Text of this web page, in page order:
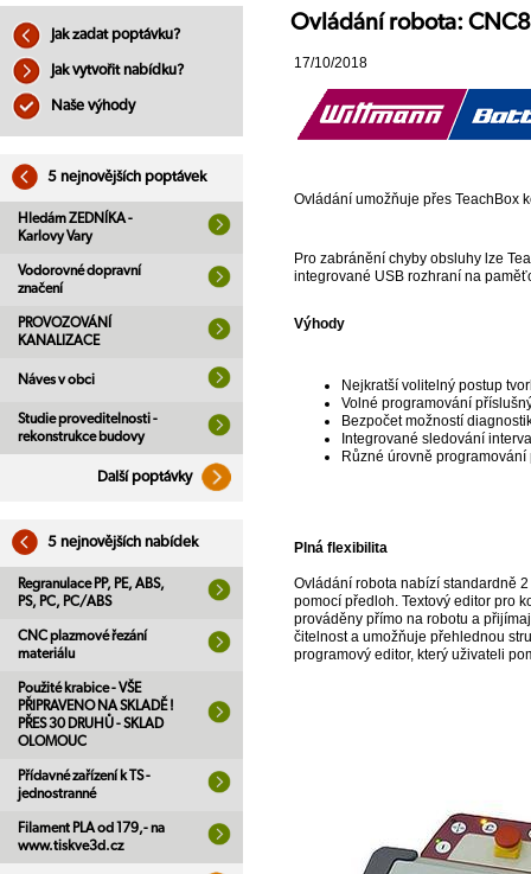
Jak zadat poptávku?
Jak vytvořit nabídku?
Naše výhody
5 nejnovějších poptávek
Hledám ZEDNÍKA -
Karlovy Vary
Vodorovné dopravní
značení
PROVOZOVÁNÍ
KANALIZACE
Náves v obci
Studie proveditelnosti -
rekonstrukce budovy
Další poptávky
5 nejnovějších nabídek
Regranulace PP, PE, ABS,
PS, PC, PC/ABS
CNC plazmové řezání
materiálu
Použité krabice - VŠE
PŘIPRAVENO NA SKLADĚ !
PŘES 30 DRUHŮ - SKLAD
OLOMOUC
Přídavné zařízení k TS -
jednostranné
Filament PLA od 179,- na
www.tiskve3d.cz
Ovládání robota:
17/10/2018
Ovládání umožňuje přes TeachBox
Pro zabránění chyby obsluhy lze
integrované USB rozhraní na
Výhody
Nejkratší volitelný postup
Volné programování
Bezpočet možností
Integrované sledování
Různé úrovně
Plná flexibilita
Ovládání robota nabízí standardně
pomocí předloh. Textový editor pro
prováděny přímo na robotu a
čitelnost a umožňuje přehlednou
programový editor, který uživateli